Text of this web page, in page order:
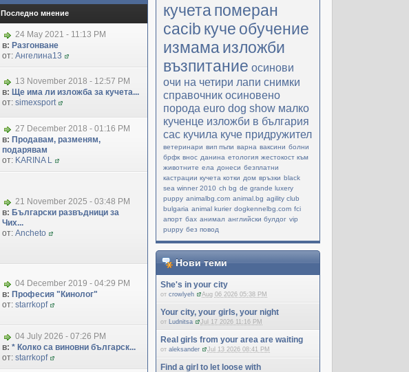
кучетапомеран
cacib куче обучение
измамаизложби
възпитание осинови
очи на четири лапи снимки
справочник осиновено
порода еuro dog show малко
кученце изложби в българия
cac кучила куче придружител
ветеринари вип пъпи варна ваксини болни
брфк внос данина етология жестокост към
животните ела донеси безплатни
кастрации кучета котки дом връзки black
sea winner 2010 ch bg de grande luxery
puppy animalbg.com animal.bg agility club
bulgaria animal kurier dogkennelbg.com fci
апорт бах анимал английски булдог vip
puppy без повод
Нови теми
She's in your city
отcrowlyeh Aug 06 2026 05:38 PM
Your city, your girls, your night
от Ludnitsa Jul 17 2026 11:16 PM
Real girls from your area are waiting
отaleksander Jul 13 2026 08:41 PM
Find a girl to let loose with
Последно мнение
24 May 2021 - 11:13 PM
в: Разгонване
от: Ангелина13
13 November 2018 - 12:57 PM
в: Ще има ли изложба за кучета...
от: simexsport
27 December 2018 - 01:16 PM
в: Продавам, разменям,
подарявам
от: KARINA L
21 November 2025 - 03:48 PM
в: Български развъдници за
Чих...
от: Ancheto
04 December 2019 - 04:29 PM
в: Професия "Кинолог"
от: starrkopf
04 July 2026 - 07:26 PM
в: * Колко са виновни българск...
от: starrkopf